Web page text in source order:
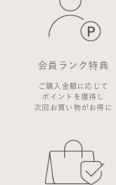
会員ランク特典
ご購入金額に応じて
ポイントを獲得し
次回お買い物がお得に